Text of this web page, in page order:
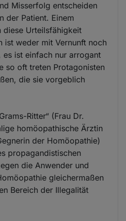
Misserfolg entscheiden
der Patient. Einem
diese Urteilsfähigkeit
ist weder mit Vernunft noch
es ist einfach nur arrogant
so oft treten Protagonisten
die sie vorgeblich
Ritter“ (Frau Dr.
homöopathische Ärztin
der Homöopathie)
propagandistischen
die Anwender und
gleichermaßen
Bereich der Illegalität